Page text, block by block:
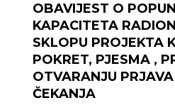
OBAVIJEST O
KAPACITETA
SKLOPU PROJEKTA
POKRET, PJESMA ,
OTVARANJU
ČEKANJA